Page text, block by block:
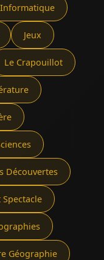
Informatique
Jeux
Le Crapouillot
Découvertes
Géographie